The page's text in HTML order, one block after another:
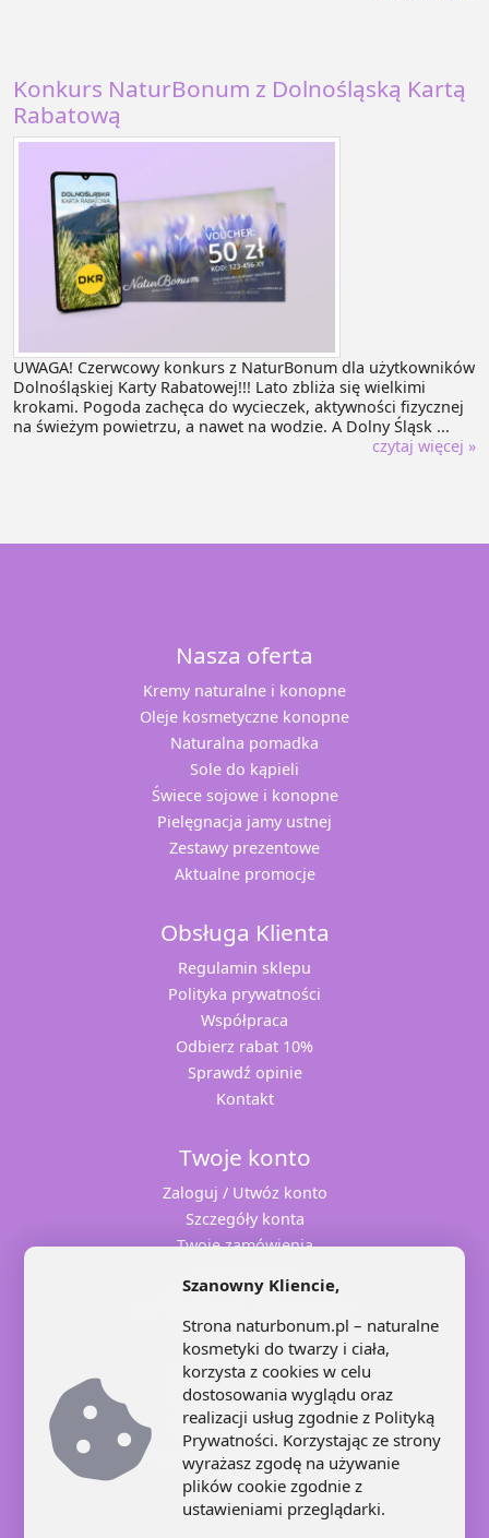
Konkurs NaturBonum z Dolnośląską Kartą
Rabatową
UWAGA! Czerwcowy konkurs z NaturBonum dla użytkowników
Dolnośląskiej Karty Rabatowej!!! Lato zbliża się wielkimi
krokami. Pogoda zachęca do wycieczek, aktywności fizycznej
na świeżym powietrzu, a nawet na wodzie. A Dolny Śląsk ...
czytaj więcej »
Nasza oferta
Kremy naturalne i konopne
Oleje kosmetyczne konopne
Naturalna pomadka
Sole do kąpieli
Świece sojowe i konopne
Pielęgnacja jamy ustnej
Zestawy prezentowe
Aktualne promocje
Obsługa Klienta
Regulamin sklepu
Polityka prywatności
Współpraca
Odbierz rabat 10%
Sprawdź opinie
Kontakt
Twoje konto
Zaloguj / Utwóz konto
Szczegóły konta
Twoje zamówienia
+48 71 707 22 25
+48 602 445 639
+48 664 871 959
kontakt@naturbonum.pl
8:00 – 17:30
Szanowny Kliencie,
Strona naturbonum.pl – naturalne
kosmetyki do twarzy i ciała,
korzysta z cookies w celu
dostosowania wyglądu oraz
realizacji usług zgodnie z Polityką
Prywatności. Korzystając ze strony
wyrażasz zgodę na używanie
plików cookie zgodnie z
ustawieniami przeglądarki.